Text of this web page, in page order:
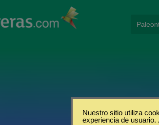
Nuestro sitio utiliza
experiencia de